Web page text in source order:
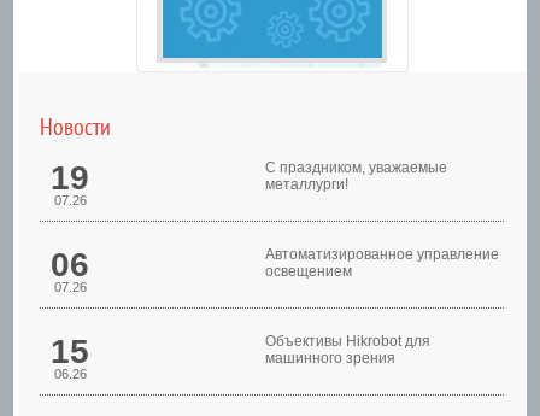
Шкафы управления
Новости
19
07.26
С праздником, уважаемые
металлурги!
06
07.26
Автоматизированное управление
освещением
15
06.26
Объективы Hikrobot для
машинного зрения